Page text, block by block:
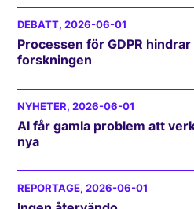
DEBATT, 2026-06-01
Processen för GDPR hindrar
forskningen
NYHETER, 2026-06-01
AI får gamla problem att
nya
REPORTAGE, 2026-06-01